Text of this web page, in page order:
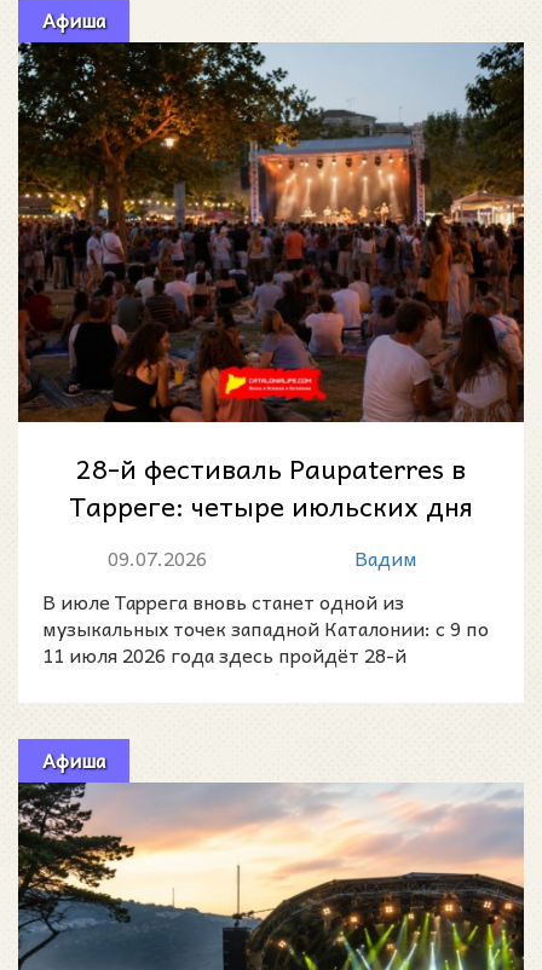
Афиша
28-й фестиваль Paupaterres в
Тарреге: четыре июльских дня
музыки, гастрономии и
семейных с...
09.07.2026
Вадим
В июле Таррега вновь станет одной из
музыкальных точек западной Каталонии: с 9 по
11 июля 2026 года здесь пройдёт 28-й
фестиваль Поупатеррес (Fe
Афиша